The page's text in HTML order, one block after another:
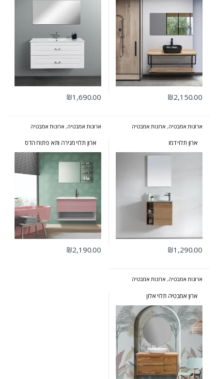
₪2,150.00
₪1,690.00
ארונות אמבטיה, ארונות אמבטיה
ארון תלוי דמו
₪1,290.00
ארונות אמבטיה, ארונות אמבטיה
ארון תלוי מגירה ותא פתוח הדס
₪2,190.00
ארונות אמבטיה, ארונות אמבטיה
ארון אמבטיה תלוי אלון